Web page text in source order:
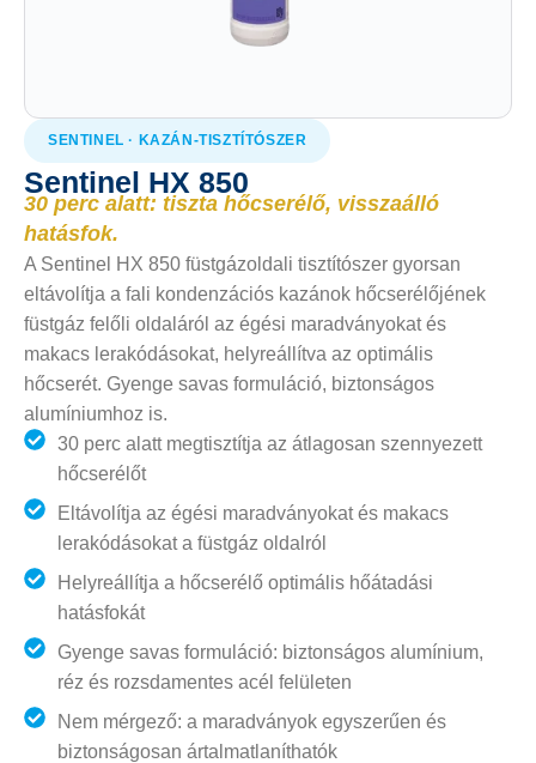
SENTINEL · KAZÁN-TISZTÍTÓSZER
Sentinel HX 850
30 perc alatt: tiszta hőcserélő, visszaálló
hatásfok.
A Sentinel HX 850 füstgázoldali tisztítószer gyorsan
eltávolítja a fali kondenzációs kazánok hőcserélőjének
füstgáz felőli oldaláról az égési maradványokat és
makacs lerakódásokat, helyreállítva az optimális
hőcserét. Gyenge savas formuláció, biztonságos
alumíniumhoz is.
30 perc alatt megtisztítja az átlagosan szennyezett
hőcserélőt
Eltávolítja az égési maradványokat és makacs
lerakódásokat a füstgáz oldalról
Helyreállítja a hőcserélő optimális hőátadási
hatásfokát
Gyenge savas formuláció: biztonságos alumínium,
réz és rozsdamentes acél felületen
Nem mérgező: a maradványok egyszerűen és
biztonságosan ártalmatlaníthatók